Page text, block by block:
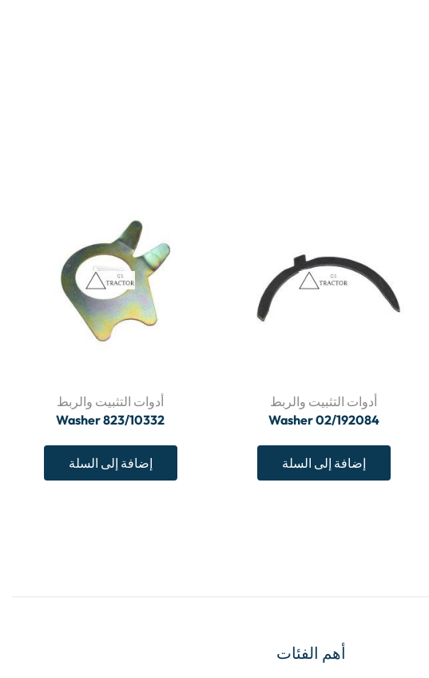
أدوات التثبيت والربط
Washer 02/192084
إضافة إلى السلة
أدوات التثبيت والربط
Washer 823/10332
إضافة إلى السلة
أهم الفئات